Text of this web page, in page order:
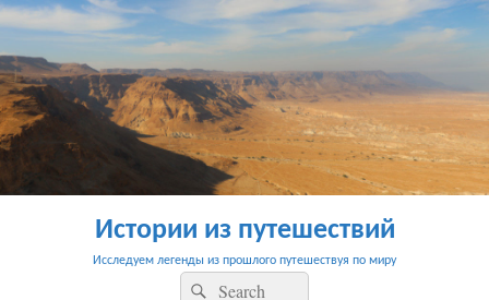
Истории из путешествий
Исследуем легенды из прошлого путешествуя по миру
Найти:Поиск